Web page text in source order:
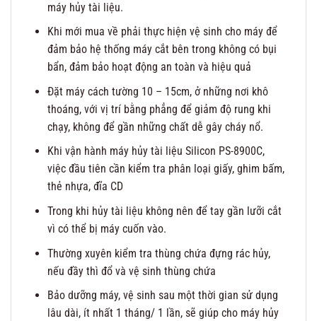
máy hủy tài liệu.
Khi mới mua về phải thực hiện vệ sinh cho máy để
đảm bảo hệ thống máy cắt bên trong không có bụi
bẩn, đảm bảo hoạt động an toàn và hiệu quả
Đặt máy cách tường 10 – 15cm, ở những nơi khô
thoáng, với vị trí bằng phẳng để giảm độ rung khi
chạy, không để gần những chất dễ gây cháy nổ.
Khi vận hành máy hủy tài liệu Silicon PS-8900C,
việc đầu tiên cần kiểm tra phân loại giấy, ghim bấm,
thẻ nhựa, đĩa CD
Trong khi hủy tài liệu không nên để tay gần lưỡi cắt
vì có thể bị máy cuốn vào.
Thường xuyên kiểm tra thùng chứa đựng rác hủy,
nếu đầy thì đổ và vệ sinh thùng chứa
Bảo dưỡng máy, vệ sinh sau một thời gian sử dụng
lâu dài, ít nhất 1 tháng/ 1 lần, sẽ giúp cho máy hủy